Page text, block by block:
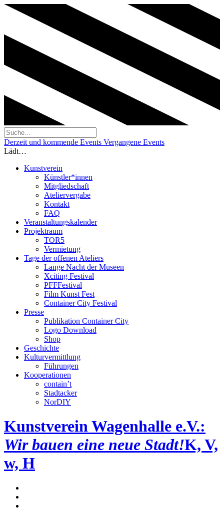
Derzeit und kommende Events Vergangene Events
Lädt…
Kunstverein
Künstler*innen
Mitgliedschaft
Ateliervergabe
Kontakt
FAQ
Veranstaltungskalender
Projektraum
TOR5
Vermietung
Tage der offenen Ateliers
Lange Nacht der Museen
Xciting Festival
PFFFestival
Film Kunst Fest
Container City Festival
Presse
Publikation Container City
Logo Download
Shop
Geschichte
Kulturvermittlung
Führungen
Kooperationen
contain’t
Stadtacker
NorDIY
Kunstverein Wagenhalle e.V.:
Wir bauen eine neue Stadt!K, V,
w, H